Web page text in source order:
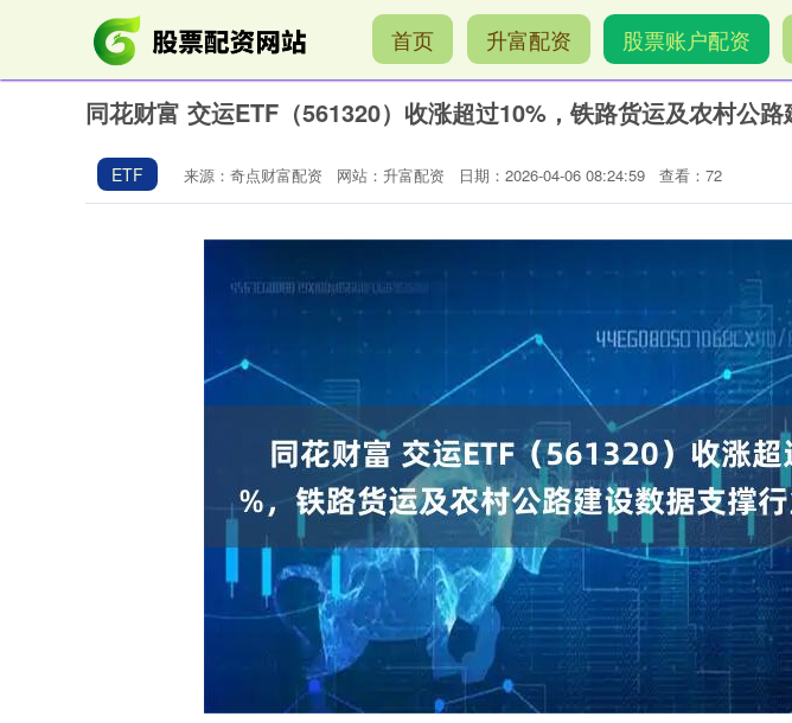
首页 升富配资 股票账户配资
同花财富 交运ETF（561320）收涨超过10%，铁路货运及农村公
ETF 来源：奇点财富配资 网站：升富配资 日期：2026-04-06 08:24:59 查看：72